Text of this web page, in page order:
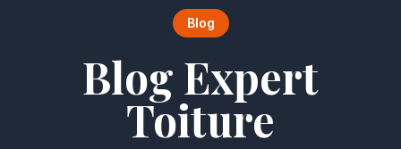
Blog
Blog Expert
Toiture